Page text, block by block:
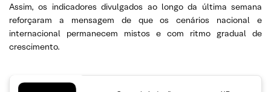
Assim, os indicadores divulgados ao longo da última semana
reforçaram a mensagem de que os cenários nacional e
internacional permanecem mistos e com ritmo gradual de
crescimento.